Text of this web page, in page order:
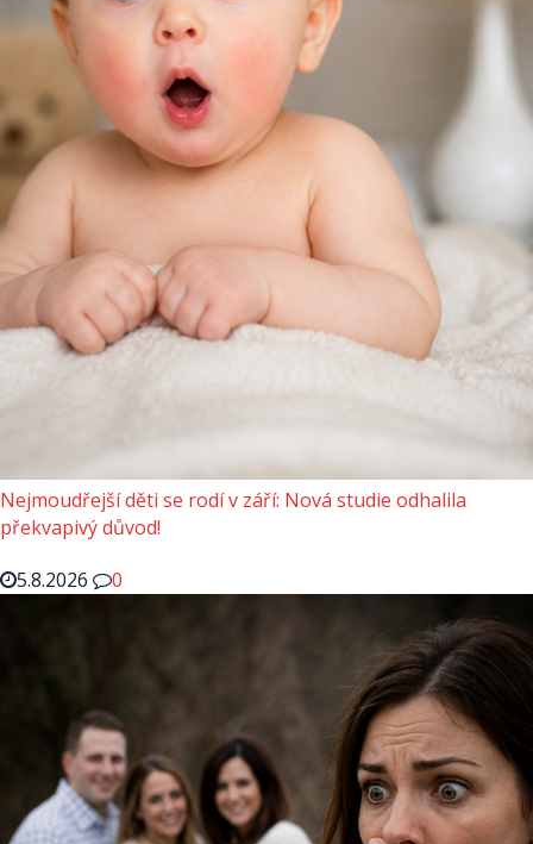
Nejmoudřejší děti se rodí v září: Nová studie odhalila
překvapivý důvod!
5.8.2026
0